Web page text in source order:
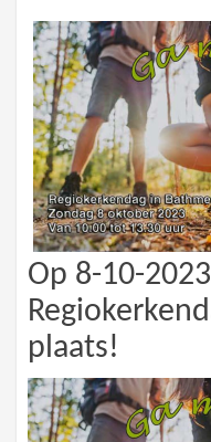
Op 8-10-
plaats!